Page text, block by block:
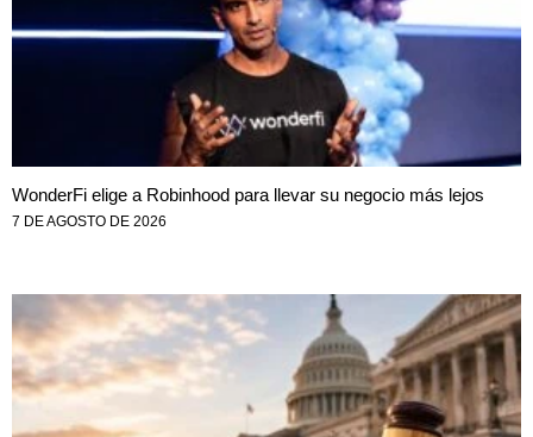
WonderFi elige a Robinhood para llevar su negocio más lejos
7 DE AGOSTO DE 2026